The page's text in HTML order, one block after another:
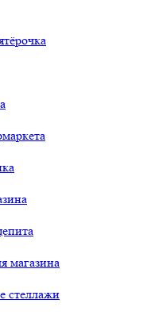
магазина
стеллажи